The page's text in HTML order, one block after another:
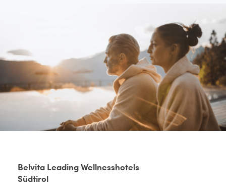
Belvita Leading Wellnesshotels
Südtirol